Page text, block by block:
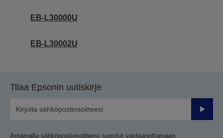
EB-L30000U
EB-L30002U
Tilaa Epsonin uutiskirje
Lähetä
Antamalla sähköpostiosoitteesi suostut vastaanottamaan